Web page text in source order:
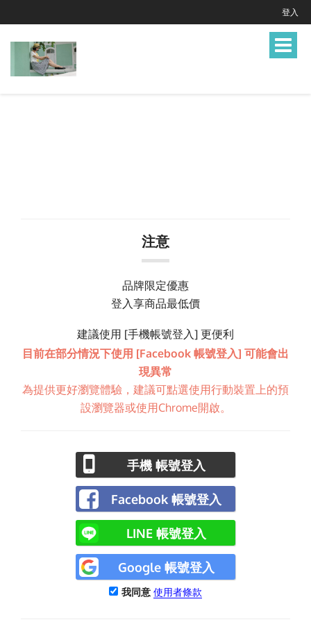
登入
Toggle
注意
品牌限定優惠
登入享商品最低價
建議使用 [手機帳號登入] 更便利
目前在部分情況下使用 [Facebook 帳號登入] 可能會出
現異常
為提供更好瀏覽體驗，建議可點選使用行動裝置上的預
設瀏覽器或使用Chrome開啟。
手機 帳號登入
Facebook 帳號登入
LINE 帳號登入
Google 帳號登入
我同意 使用者條款